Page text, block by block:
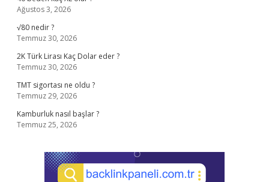
Ağustos 3, 2026
√80 nedir ?
Temmuz 30, 2026
2K Türk Lirası Kaç Dolar eder ?
Temmuz 30, 2026
TMT sigortası ne oldu ?
Temmuz 29, 2026
Kamburluk nasıl başlar ?
Temmuz 25, 2026